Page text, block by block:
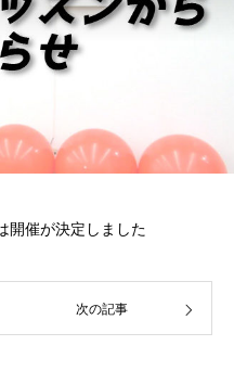
開催が決定しました
次の記事